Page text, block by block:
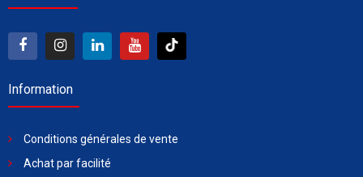
Information
Conditions générales de vente
Achat par facilité